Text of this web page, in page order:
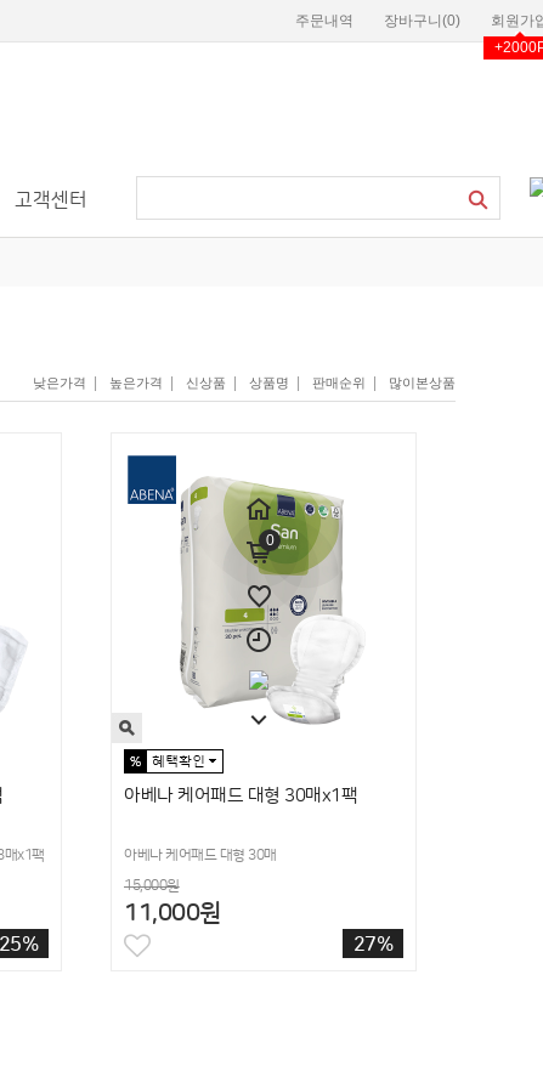
0
회원가
장바구니(0)
주문내역
고객센터
낮은가격 높은가격 신상품 상품명 판매순위 많이본상품
매x1팩
25%
아베나 케어패드 대형 30매x1팩
아베나 케어패드 대형 30매
15,000원
11,000원
27%